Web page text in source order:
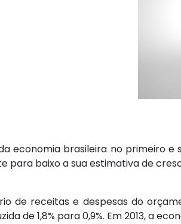
economia brasileira no primeiro e
para baixo a sua estimativa de
de receitas e despesas do
de 1,8% para 0,9%. Em 2013, a